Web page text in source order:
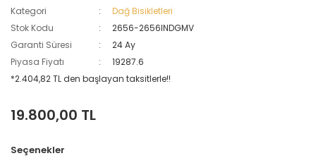
Kategori
Dağ Bisikletleri
Stok Kodu
2656-2656INDGMV
Garanti Süresi
24 Ay
Piyasa Fiyatı
19287.6
*2.404,82 TL den başlayan taksitlerle!!
19.800,00 TL
Seçenekler